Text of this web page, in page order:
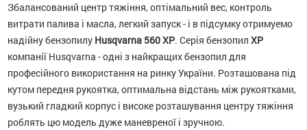
Збалансований центр тяжіння, оптімальний вес, контроль
витрати палива і масла, легкий запуск - і в підсумку отримуемо
надійну бензопилу Husqvarna 560 XP. Серія бензопил XP
компанії Husqvarna - одні з найкращих бензопил для
професійного використання на ринку України. Розташована під
кутом передня рукоятка, оптимальна відстань між рукоятками,
вузький гладкий корпус і високе розташування центру тяжіння
роблять цю модель дуже маневреної і зручною.